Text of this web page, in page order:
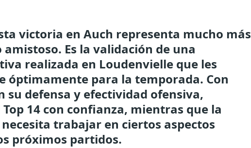
victoria en Auch representa mucho más
Es la validación de una
realizada en Loudenvielle que les
óptimamente para la temporada. Con
su defensa y efectividad ofensiva,
14 con confianza, mientras que la
trabajar en ciertos aspectos
próximos partidos.